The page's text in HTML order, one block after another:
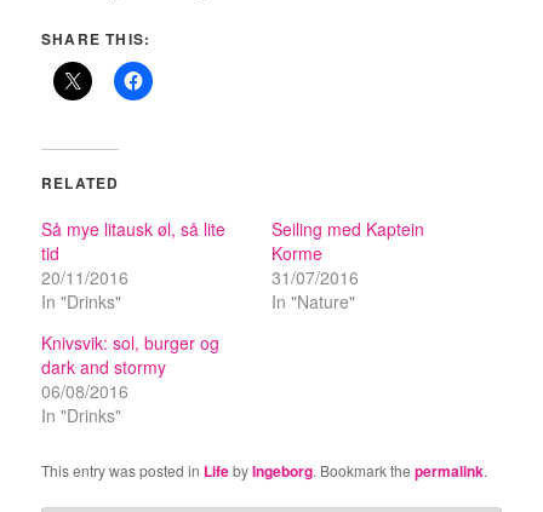
SHARE THIS:
RELATED
Så mye litausk øl, så lite
tid
20/11/2016
In "Drinks"
Seiling med Kaptein
Korme
31/07/2016
In "Nature"
Knivsvik: sol, burger og
dark and stormy
06/08/2016
In "Drinks"
This entry was posted in LifebyIngeborg. Bookmark thepermalink.